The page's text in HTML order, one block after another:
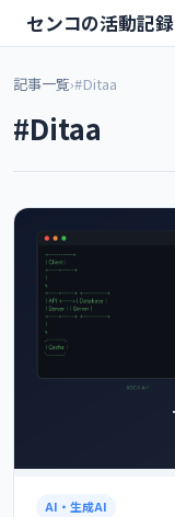
センコの活動記録
記事一覧›#Ditaa
#Ditaa
AI・生成AI